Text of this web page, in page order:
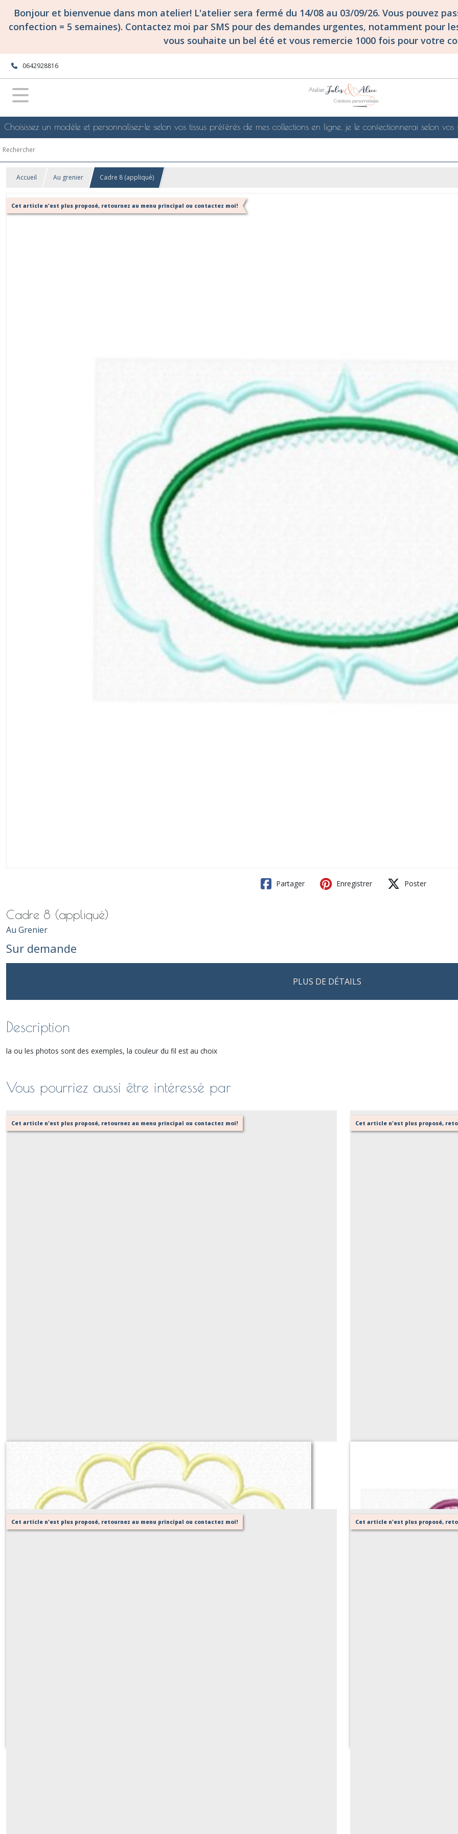
Bonjour et bienvenue dans mon atelier! L'atelier sera fermé du 14/08 au 03/09/26. Vous pouvez
confection = 5 semaines). Contactez moi par SMS pour des demandes urgentes, notamment pour
vous souhaite un bel été et vous remercie 1000 fois pour votre
0642928816
Choisissez un modèle et personnalisez-le selon vos tissus préférés de mes collections en ligne, je le confectionnerai selon vos
Accueil Au grenier Cadre 8 (appliqué)
Cet article n'est plus proposé, retournez au menu principal ou contactez moi!
Partager Enregistrer Poster
Cadre 8 (appliqué)
Au Grenier
Sur demande
PLUS DE DÉTAILS
Description
la ou les photos sont des exemples, la couleur du fil est au choix
Vous pourriez aussi être intéressé par
Cet article n'est plus proposé, retournez au menu principal ou contactez moi!
Cadre 9 (appliqué)
Sur demande
Cet article n'est plus proposé,
Cet article n'est plus proposé, retournez au menu principal ou contactez moi! Cet article n'est plus proposé,